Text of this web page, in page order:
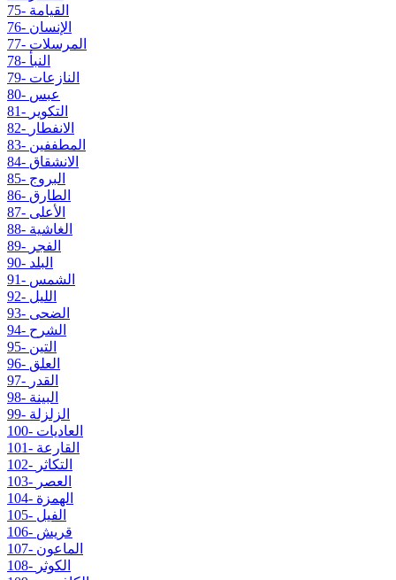
75- القيامة
76- الإنسان
77- المرسلات
78- النبأ
79- النازعات
80- عبس
81- التكوير
82- الانفطار
83- المطففين
84- الانشقاق
85- البروج
86- الطارق
87- الأعلى
88- الغاشية
89- الفجر
90- البلد
91- الشمس
92- الليل
93- الضحى
94- الشرح
95- التين
96- العلق
97- القدر
98- البينة
99- الزلزلة
100- العاديات
101- القارعة
102- التكاثر
103- العصر
104- الهمزة
105- الفيل
106- قريش
107- الماعون
108- الكوثر